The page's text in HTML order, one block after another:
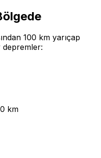
100 km yarıçap
depremler:
km